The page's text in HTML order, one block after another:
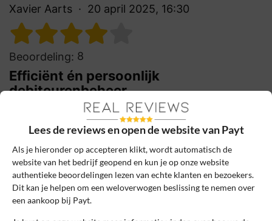
Xavier Aarts 20 april 2025, 16:30
Beoordeling: 8
Efficiënt én persoonlijk
debiteurenbeheer
Handig platform dat het debiteurenbeheer
echt makkelijker en persoonlijker maakt.
Automatische opvolgingen werken efficiënt
en alles is overzichtelijk geregeld.
0
Review handmatig gecontroleerd en goedgekeurd.
Lees de reviews en open de website van Payt
Als je hieronder op accepteren klikt, wordt automatisch de
website van het bedrijf geopend en kun je op onze website
authentieke beoordelingen lezen van echte klanten en bezoekers.
Dit kan je helpen om een weloverwogen beslissing te nemen over
een aankoop bij Payt.